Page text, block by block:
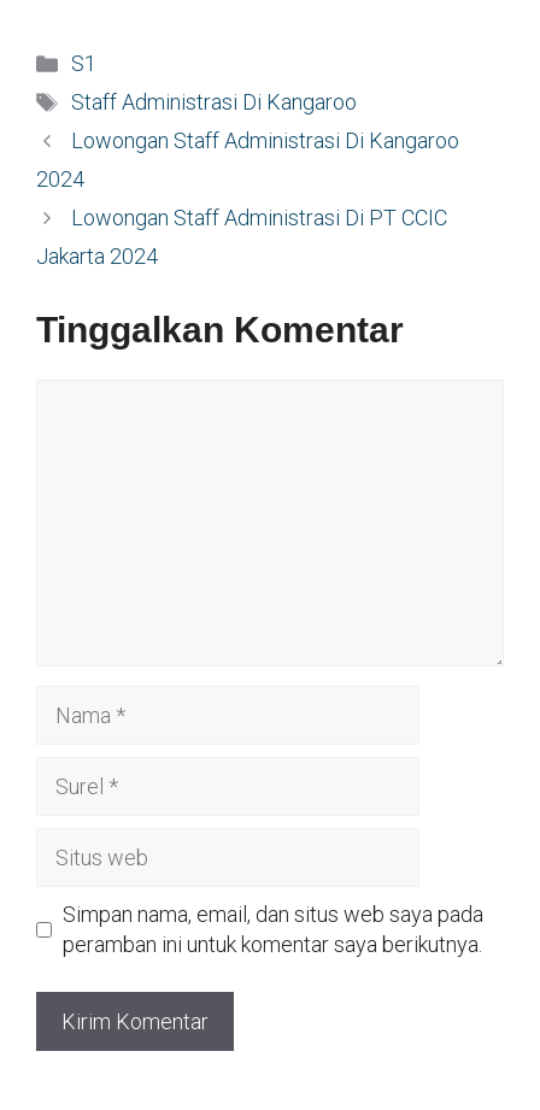
Kategori
S1
Tag
Staff Administrasi Di Kangaroo
Lowongan Staff Administrasi Di Kangaroo
2024
Lowongan Staff Administrasi Di PT CCIC
Jakarta 2024
Tinggalkan Komentar
web
Simpan nama, email, dan situs web saya pada
peramban ini untuk komentar saya berikutnya.